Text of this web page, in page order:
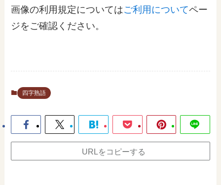
画像の利用規定についてはご利用についてペー
ジをご確認ください。
四字熟語
URLをコピーする